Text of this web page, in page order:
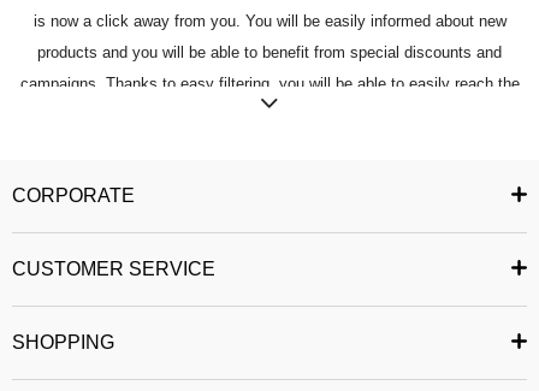
is now a click away from you. You will be easily informed about new
products and you will be able to benefit from special discounts and
campaigns. Thanks to easy filtering, you will be able to easily reach the
complete your shopping from the mobile application.
CORPORATE
CUSTOMER SERVICE
SHOPPING